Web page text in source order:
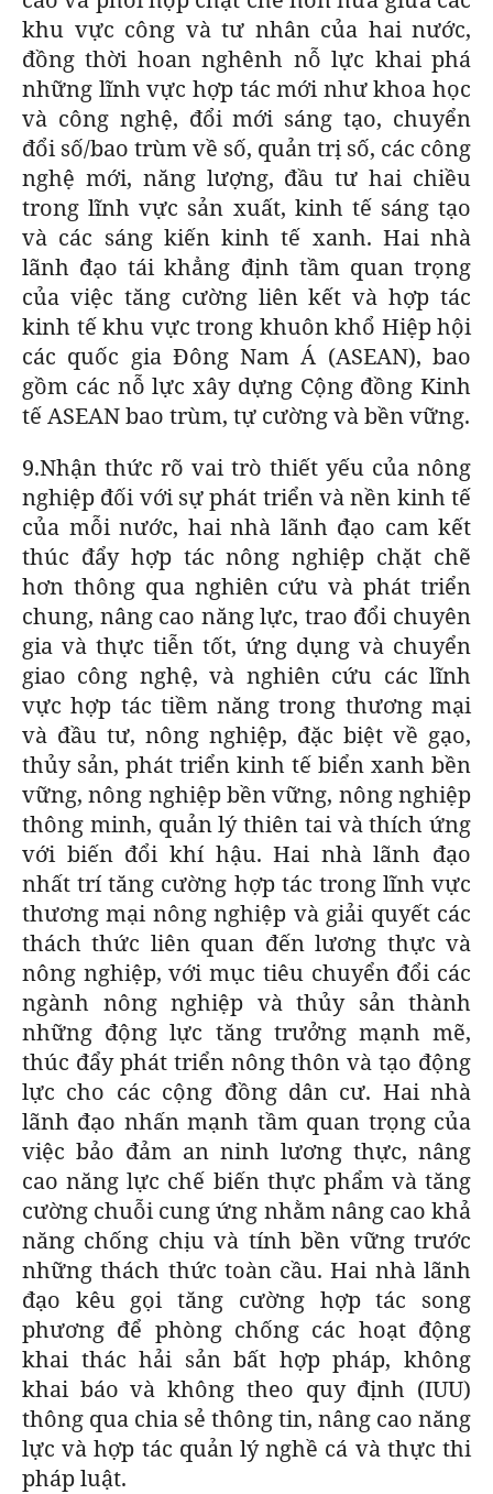
khu vực công và tư nhân của hai nước,
đồng thời hoan nghênh nỗ lực khai phá
những lĩnh vực hợp tác mới như khoa học
và công nghệ, đổi mới sáng tạo, chuyển
đổi số/bao trùm về số, quản trị số, các công
nghệ mới, năng lượng, đầu tư hai chiều
trong lĩnh vực sản xuất, kinh tế sáng tạo
và các sáng kiến kinh tế xanh. Hai nhà
lãnh đạo tái khẳng định tầm quan trọng
của việc tăng cường liên kết và hợp tác
kinh tế khu vực trong khuôn khổ Hiệp hội
các quốc gia Đông Nam Á (ASEAN), bao
gồm các nỗ lực xây dựng Cộng đồng Kinh
tế ASEAN bao trùm, tự cường và bền vững.
9.Nhận thức rõ vai trò thiết yếu của nông
nghiệp đối với sự phát triển và nền kinh tế
của mỗi nước, hai nhà lãnh đạo cam kết
thúc đẩy hợp tác nông nghiệp chặt chẽ
hơn thông qua nghiên cứu và phát triển
chung, nâng cao năng lực, trao đổi chuyên
gia và thực tiễn tốt, ứng dụng và chuyển
giao công nghệ, và nghiên cứu các lĩnh
vực hợp tác tiềm năng trong thương mại
và đầu tư, nông nghiệp, đặc biệt về gạo,
thủy sản, phát triển kinh tế biển xanh bền
vững, nông nghiệp bền vững, nông nghiệp
thông minh, quản lý thiên tai và thích ứng
với biến đổi khí hậu. Hai nhà lãnh đạo
nhất trí tăng cường hợp tác trong lĩnh vực
thương mại nông nghiệp và giải quyết các
thách thức liên quan đến lương thực và
nông nghiệp, với mục tiêu chuyển đổi các
ngành nông nghiệp và thủy sản thành
những động lực tăng trưởng mạnh mẽ,
thúc đẩy phát triển nông thôn và tạo động
lực cho các cộng đồng dân cư. Hai nhà
lãnh đạo nhấn mạnh tầm quan trọng của
việc bảo đảm an ninh lương thực, nâng
cao năng lực chế biến thực phẩm và tăng
cường chuỗi cung ứng nhằm nâng cao khả
năng chống chịu và tính bền vững trước
những thách thức toàn cầu. Hai nhà lãnh
đạo kêu gọi tăng cường hợp tác song
phương để phòng chống các hoạt động
khai thác hải sản bất hợp pháp, không
khai báo và không theo quy định (IUU)
thông qua chia sẻ thông tin, nâng cao năng
lực và hợp tác quản lý nghề cá và thực thi
pháp luật.